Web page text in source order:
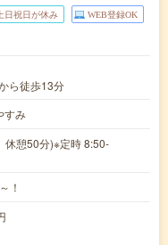
日祝日が休み WEB登録OK
ら徒歩13分
すみ
憩50分)※定時 8:50-
！